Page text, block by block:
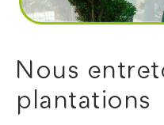
Nous
plantations